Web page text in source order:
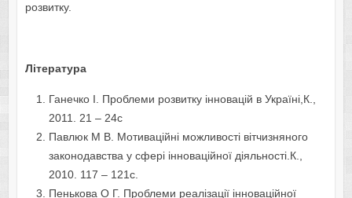
розвитку.
Література
Ганечко І. Проблеми розвитку інновацій в Україні,К.,
2011. 21 – 24с
Павлюк М В. Мотиваційні можливості вітчизняного
законодавства у сфері інноваційної діяльності.К.,
2010. 117 – 121с.
Пенькова О Г. Проблеми реалізації інноваційної